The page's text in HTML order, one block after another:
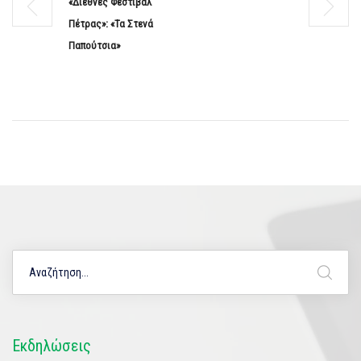
Πέτρας»: «Τα Στενά
Παπούτσια»
Εκδηλώσεις